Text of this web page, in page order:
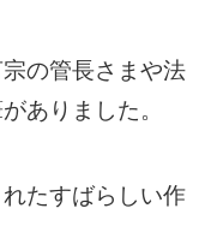
の管長さまや法
ありました。
たすばらしい作